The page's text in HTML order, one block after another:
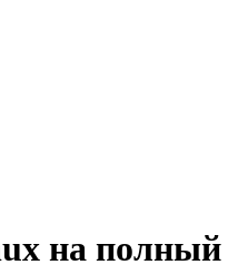
на полный